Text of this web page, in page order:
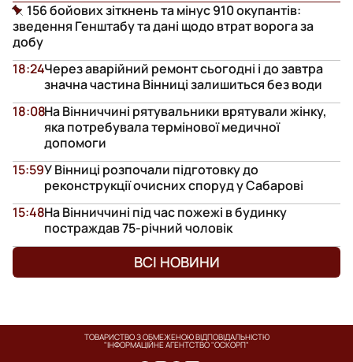
156 бойових зіткнень та мінус 910 окупантів:
зведення Генштабу та дані щодо втрат ворога за
добу
Через аварійний ремонт сьогодні і до завтра
значна частина Вінниці залишиться без води
18:24
На Вінниччині рятувальники врятували жінку,
яка потребувала термінової медичної
допомоги
18:08
У Вінниці розпочали підготовку до
реконструкції очисних споруд у Сабарові
15:59
На Вінниччині під час пожежі в будинку
постраждав 75-річний чоловік
15:48
ВСІ НОВИНИ
ТОВАРИСТВО З ОБМЕЖЕНОЮ ВІДПОВІДАЛЬНІСТЮ
"ІНФОРМАЦІЙНЕ АГЕНТСТВО "ОСКОРП"